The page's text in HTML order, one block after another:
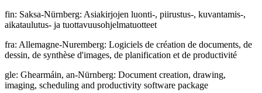
fin: Saksa-Nürnberg: Asiakirjojen luonti-, piirustus-, kuvantamis-,
aikataulutus- ja tuottavuusohjelmatuotteet
fra: Allemagne-Nuremberg: Logiciels de création de documents, de
dessin, de synthèse d'images, de planification et de productivité
gle: Ghearmáin, an-Nürnberg: Document creation, drawing,
imaging, scheduling and productivity software package